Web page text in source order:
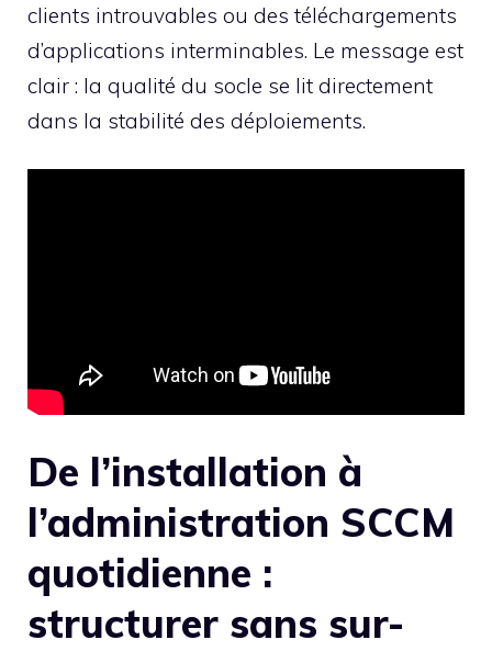
clients introuvables ou des téléchargements
d’applications interminables. Le message est
clair : la qualité du socle se lit directement
dans la stabilité des déploiements.
De l’installation à
l’administration SCCM
quotidienne :
structurer sans sur-